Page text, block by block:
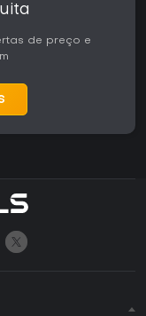
de preço e